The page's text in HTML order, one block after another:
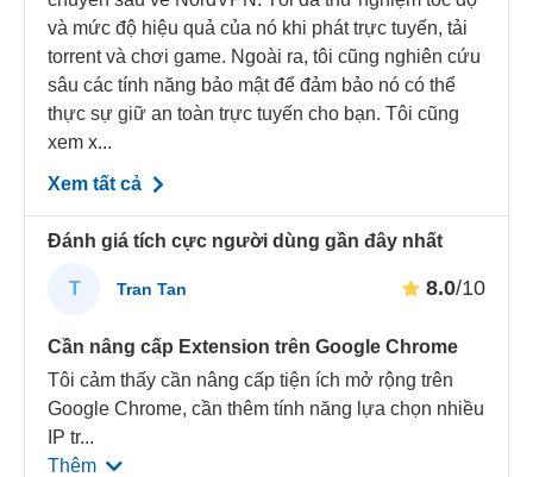
và mức độ hiệu quả của nó khi phát trực tuyến, tải
torrent và chơi game. Ngoài ra, tôi cũng nghiên cứu
sâu các tính năng bảo mật để đảm bảo nó có thể
thực sự giữ an toàn trực tuyến cho bạn. Tôi cũng
xem x...
Xem tất cả
Đánh giá tích cực người dùng gần đây nhất
T Tran Tan 8.0/10
Cần nâng cấp Extension trên Google Chrome
Tôi cảm thấy cần nâng cấp tiện ích mở rộng trên
Google Chrome, cần thêm tính năng lựa chọn nhiều
IP tr...
Thêm